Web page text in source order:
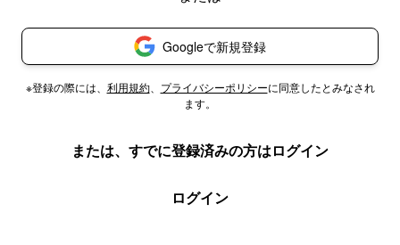
Googleで新規登録
※登録の際には、 利用規約、 プライバシーポリシーに同意したとみなされ
ます。
または、すでに登録済みの方はログイン
ログイン